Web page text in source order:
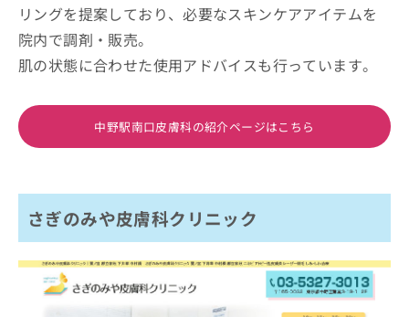
リングを提案しており、必要なスキンケアアイテムを
院内で調剤・販売。
肌の状態に合わせた使用アドバイスも行っています。
中野駅南口皮膚科の紹介ページはこちら
さぎのみや皮膚科クリニック